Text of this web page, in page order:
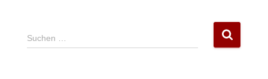
S
u
Suchen …